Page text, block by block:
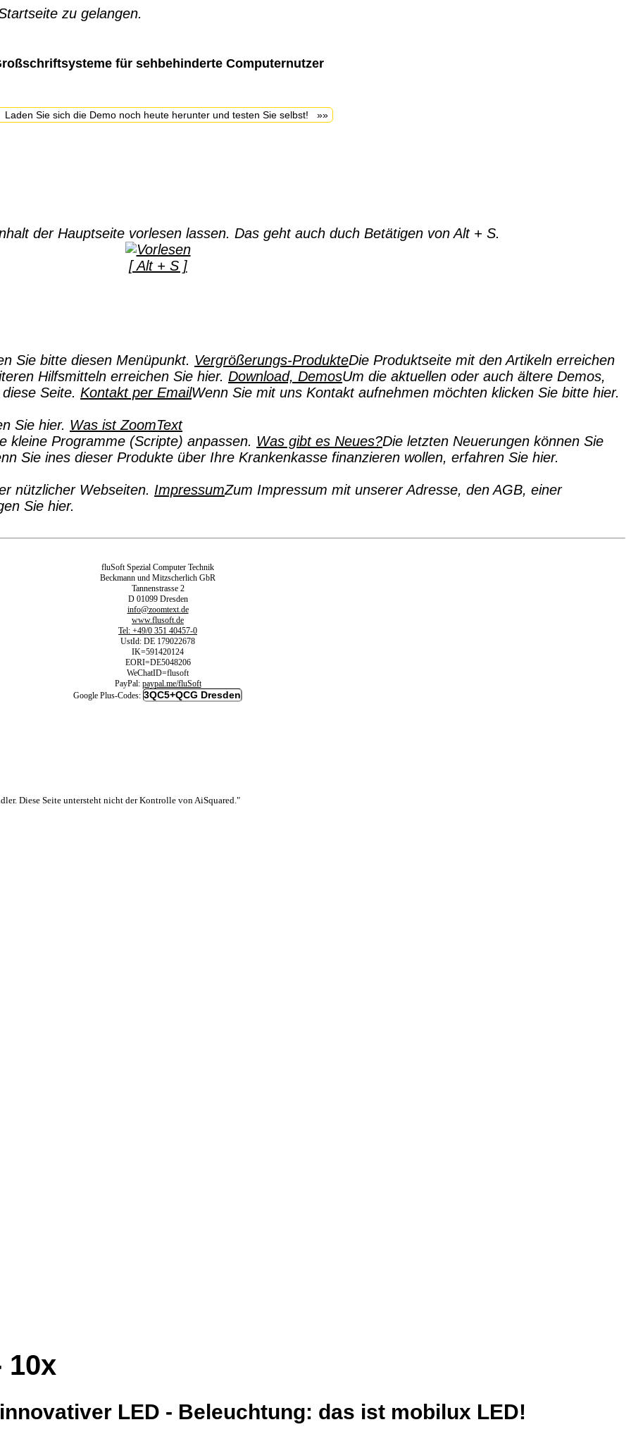
zu gelangen.
für sehbehinderte Computernutzer
Laden Sie sich die Demo noch heute herunter und testen Sie selbst! »»
der Hauptseite vorlesen lassen. Das geht auch duch Betätigen von Alt + S.
[ Alt + S ]
Sie bitte diesen Menüpunkt. Vergrößerungs-ProdukteDie Produktseite mit den Artikeln erreichen
Hilfsmitteln erreichen Sie hier. Download, DemosUm die aktuellen oder auch ältere Demos,
Seite. Kontakt per EmailWenn Sie mit uns Kontakt aufnehmen möchten klicken Sie bitte hier.
Sie hier. Was ist ZoomText
kleine Programme (Scripte) anpassen. Was gibt es Neues?Die letzten Neuerungen können Sie
Sie ines dieser Produkte über Ihre Krankenkasse finanzieren wollen, erfahren Sie hier.
nützlicher Webseiten. ImpressumZum Impressum mit unserer Adresse, den AGB, einer
Sie hier.
fluSoft Spezial Computer Technik
Beckmann und Mitzscherlich GbR
Tannenstrasse 2
D 01099 Dresden
info@zoomtext.de
www.flusoft.de
Tel: +49/0 351 40457-0
UstId: DE 179022678
IK=591420124
EORI=DE5048206
WeChatID=flusoft
PayPal: paypal.me/fluSoft
Google Plus-Codes: 3QC5+QCG Dresden
Diese Seite untersteht nicht der Kontrolle von AiSquared."
10x
LED - Beleuchtung: das ist mobilux LED!